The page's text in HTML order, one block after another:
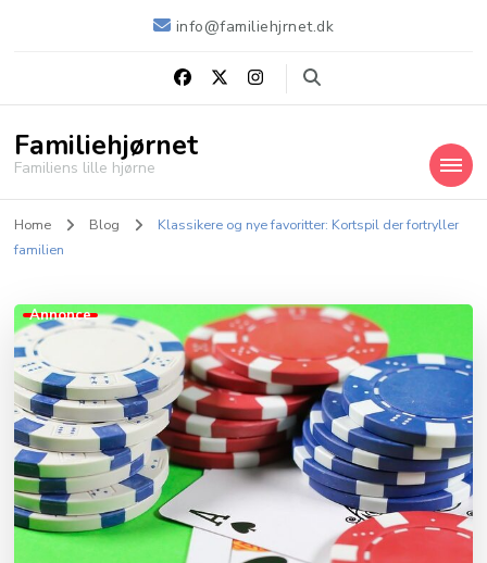
info@familiehjrnet.dk
Familiehjørnet
Familiens lille hjørne
Home Blog
Klassikere og nye favoritter: Kortspil der fortryller
familien
Annonce